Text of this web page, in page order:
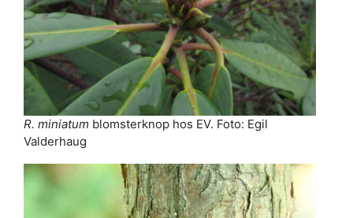
R. miniatum blomsterknop hos EV. Foto: Egil
Valderhaug